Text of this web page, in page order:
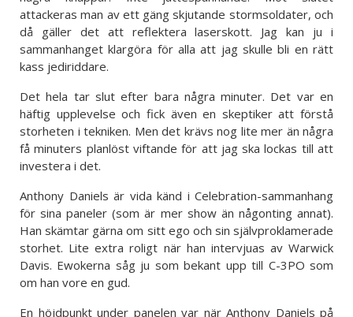
attackeras man av ett gäng skjutande stormsoldater, och
då gäller det att reflektera laserskott. Jag kan ju i
sammanhanget klargöra för alla att jag skulle bli en rätt
kass jediriddare.
Det hela tar slut efter bara några minuter. Det var en
häftig upplevelse och fick även en skeptiker att förstå
storheten i tekniken. Men det krävs nog lite mer än några
få minuters planlöst viftande för att jag ska lockas till att
investera i det.
Anthony Daniels är vida känd i Celebration-sammanhang
för sina paneler (som är mer show än någonting annat).
Han skämtar gärna om sitt ego och sin självproklamerade
storhet. Lite extra roligt när han intervjuas av Warwick
Davis. Ewokerna såg ju som bekant upp till C-3PO som
om han vore en gud.
En höjdpunkt under panelen var när Anthony Daniels på